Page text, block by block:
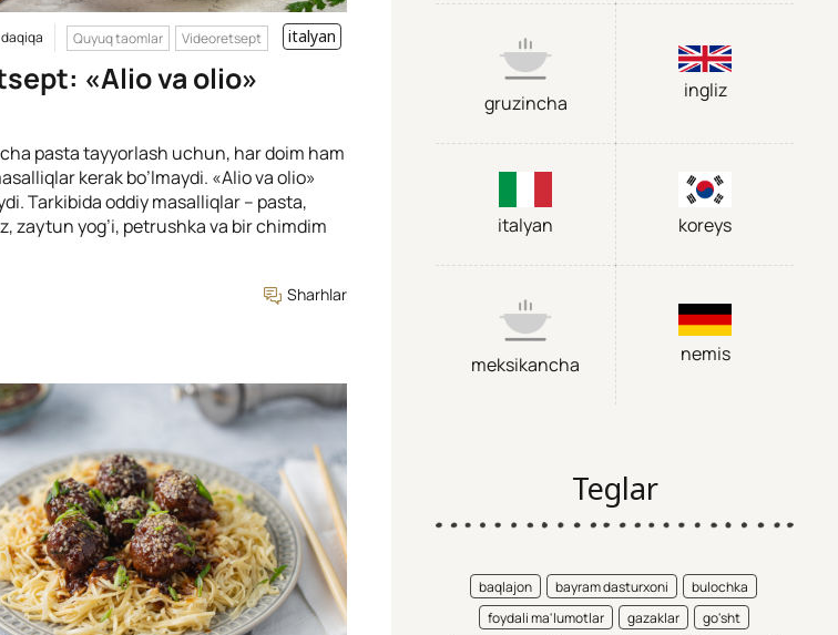
Quyuq taomlar Videoretsept italyan
«Alio va olio»
pasta tayyorlash uchun, har doim ham
kerak bo’lmaydi. «Alio va olio»
Tarkibida oddiy masalliqlar – pasta,
zaytun yog’i, petrushka va bir chimdim
Sharhlar
gruzincha
ingliz
italyan koreys
meksikancha nemis
Teglar
baqlajon bayram dasturxoni
bulochka
foydali ma'lumotlar
gazaklar
go'sht